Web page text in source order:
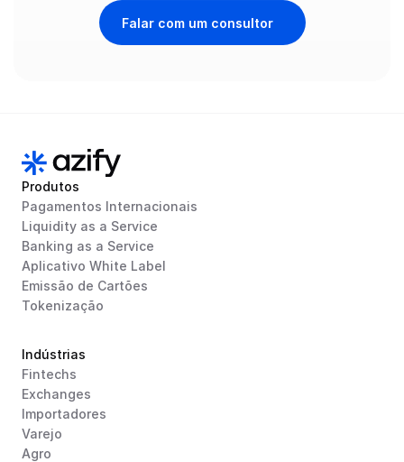
Falar com um consultor
Produtos
Pagamentos Internacionais
Liquidity as a Service
Banking as a Service
Aplicativo White Label
Emissão de Cartões
Tokenização
Indústrias
Fintechs
Exchanges
Importadores
Varejo
Agro